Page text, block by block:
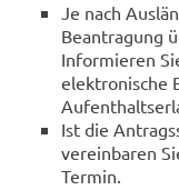
Je nach
Beantragung
Informieren
elektronische
Ist die
vereinbaren
Termin.